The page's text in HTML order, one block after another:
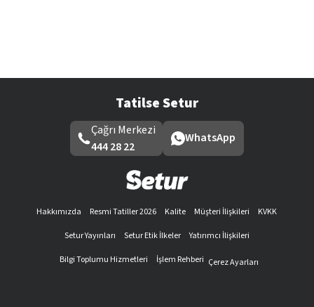
Tatilse Setur
Çağrı Merkezi
444 28 22
WhatsApp
Hakkımızda Resmi Tatiller 2026 Kalite Müşteri İlişkileri
KVKK
Setur Yayınları
Setur Etik İlkeler
Yatırımcı İlişkileri
Bilgi Toplumu Hizmetleri
İşlem Rehberi Çerez Ayarları